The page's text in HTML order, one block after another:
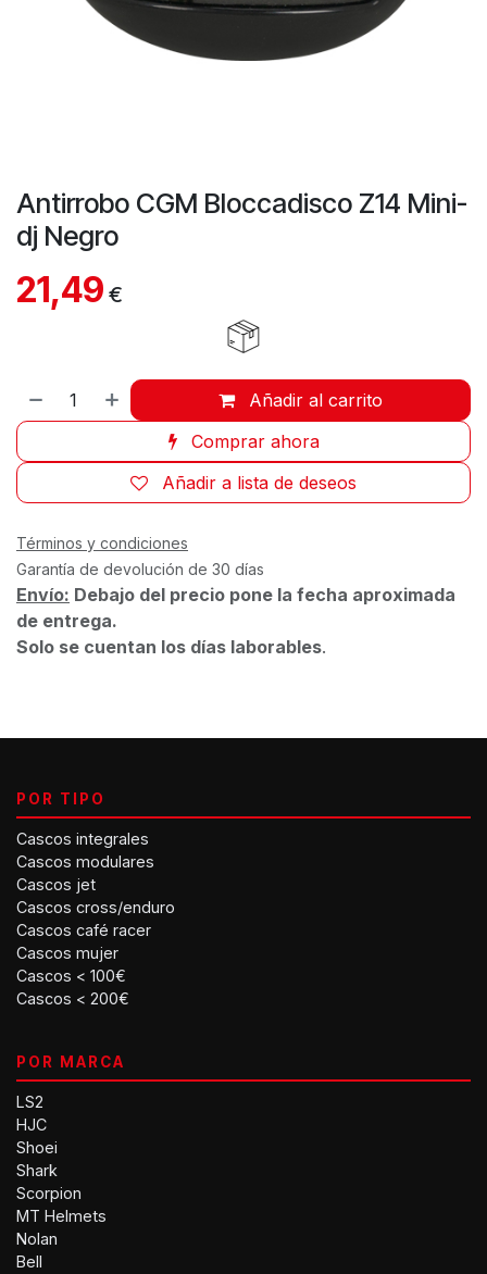
Antirrobo CGM Bloccadisco Z14 Mini-
dj Negro
21,49 €
Añadir al carrito
Comprar ahora
Añadir a lista de deseos
Términos y condiciones
Garantía de devolución de 30 días
Envío: Debajo del precio pone la fecha aproximada
de entrega.
Solo se cuentan los días laborables.
POR TIPO
Cascos integrales
Cascos modulares
Cascos jet
Cascos cross/enduro
Cascos café racer
Cascos mujer
Cascos < 100€
Cascos < 200€
POR MARCA
LS2
HJC
Shoei
Shark
Scorpion
MT Helmets
Nolan
Bell